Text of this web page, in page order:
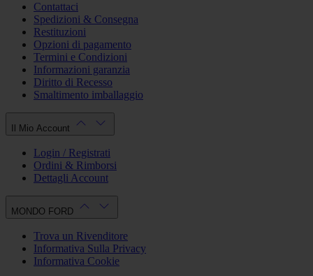
Contattaci
Spedizioni & Consegna
Restituzioni
Opzioni di pagamento
Termini e Condizioni
Informazioni garanzia
Diritto di Recesso
Smaltimento imballaggio
Il Mio Account
Login / Registrati
Ordini & Rimborsi
Dettagli Account
MONDO FORD
Trova un Rivenditore
Informativa Sulla Privacy
Informativa Cookie